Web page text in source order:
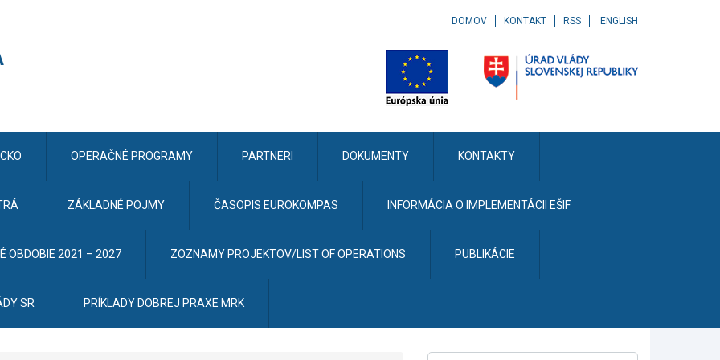
DOMOV KONTAKT RSS ENGLISH
CKO OPERAČNÉ PROGRAMY PARTNERI DOKUMENTY KONTAKTY
ZÁKLADNÉ POJMY ČASOPIS EUROKOMPAS INFORMÁCIA O IMPLEMENTÁCII EŠIF
OBDOBIE 2021 – 2027 ZOZNAMY PROJEKTOV/LIST OF OPERATIONS PUBLIKÁCIE
SR PRÍKLADY DOBREJ PRAXE MRK